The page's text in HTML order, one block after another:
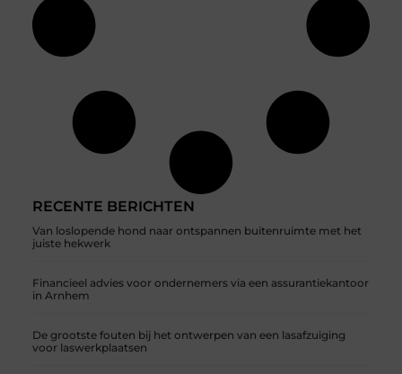
RECENTE BERICHTEN
Van loslopende hond naar ontspannen buitenruimte met het
juiste hekwerk
Financieel advies voor ondernemers via een assurantiekantoor
in Arnhem
De grootste fouten bij het ontwerpen van een lasafzuiging
voor laswerkplaatsen